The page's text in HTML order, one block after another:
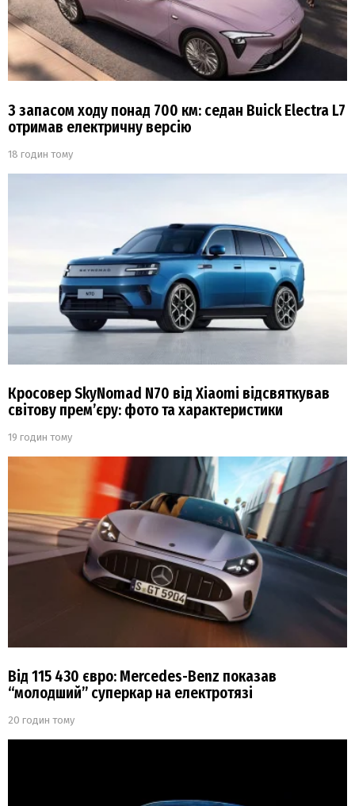
З запасом ходу понад 700 км: седан Buick Electra L7
отримав електричну версію
18 годин тому
Кросовер SkyNomad N70 від Xiaomi відсвяткував
світову прем’єру: фото та характеристики
19 годин тому
Від 115 430 євро: Mercedes-Benz показав
“молодший” суперкар на електротязі
20 годин тому